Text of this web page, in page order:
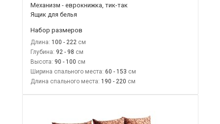
Механизм - еврокнижка, тик-так
Ящик для белья
Набор размеров
Длина: 100 - 222
Глубина: 92 - 98
Высота: 90 - 100
Ширина спального места: 60 - 153
Длина спального места: 190 - 220